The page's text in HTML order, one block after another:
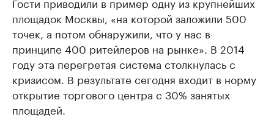
площадок Москвы, «на которой заложили 500
точек, а потом обнаружили, что у нас в
принципе 400 ритейлеров на рынке». В 2014
году эта перегретая система столкнулась с
кризисом. В результате сегодня входит в норму
открытие торгового центра с 30% занятых
площадей.